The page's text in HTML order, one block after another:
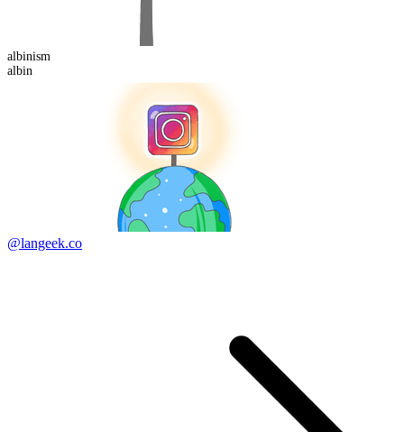
albinism
albin
@langeek.co